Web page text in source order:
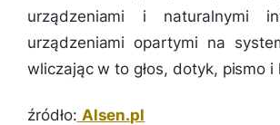
urządzeniami i naturalnymi
urządzeniami opartymi na
wliczając w to głos, dotyk, pismo i
źródło: Alsen.pl